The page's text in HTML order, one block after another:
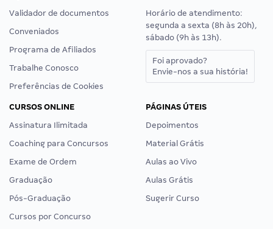
Validador de documentos
Conveniados
Programa de Afiliados
Trabalhe Conosco
Preferências de Cookies
Horário de atendimento:
segunda a sexta (8h às 20h),
sábado (9h às 13h).
Foi aprovado?
Envie-nos a sua história!
CURSOS ONLINE
Assinatura Ilimitada
Coaching para Concursos
Exame de Ordem
Graduação
Pós-Graduação
Cursos por Concurso
PÁGINAS ÚTEIS
Depoimentos
Material Grátis
Aulas ao Vivo
Aulas Grátis
Sugerir Curso